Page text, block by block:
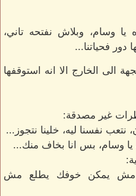
وسام، وبلاش نفتحه تاني،
فحياتنا...
الى الخارج الا انه استوقفها
غير مصدقة:
نتعب نفسنا ليه، خلينا نتجوز...
يا وسام، بس انا بخاف منك...
مش يمكن خوفك يطلع مش